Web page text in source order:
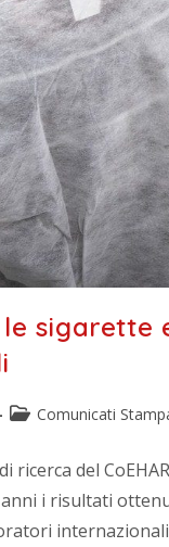
sigarette
Comunicati
del
i risultati